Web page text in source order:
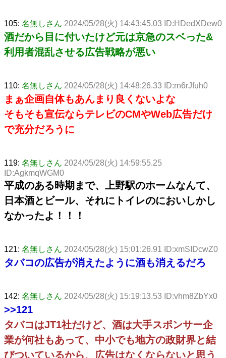
105: 名無しさん 2024/05/28(火) 14:43:45.03 ID:HDedXDew0
酒だから目に付いたけど元は京急のスベった&
利用者混乱させる広告戦略が悪い
110: 名無しさん 2024/05/28(火) 14:48:26.33 ID:rn6rJfuh0
まぁ企画自体もあんまり良くないよな
そもそも宣伝ならテレビのCMやWeb広告だけ
で充分だろうに
119: 名無しさん 2024/05/28(火) 14:59:55.25
ID:AgkmqWGM0
平成のある時期まで、上野駅のホームなんて、
日本酒とビール、それにトイレのにおいしかし
なかったよ！！！
121: 名無しさん 2024/05/28(火) 15:01:26.91 ID:xmSIDcwZ0
タバコの広告が消えたように酒も消えるだろ
142: 名無しさん 2024/05/28(火) 15:19:13.53 ID:vhm8ZbYx0
>>121
タバコはJT1社だけど、酒は大手スポンサー企
業が何社もあって、中小でも地方の政財界と結
びついているから、広告はなくならないと思う